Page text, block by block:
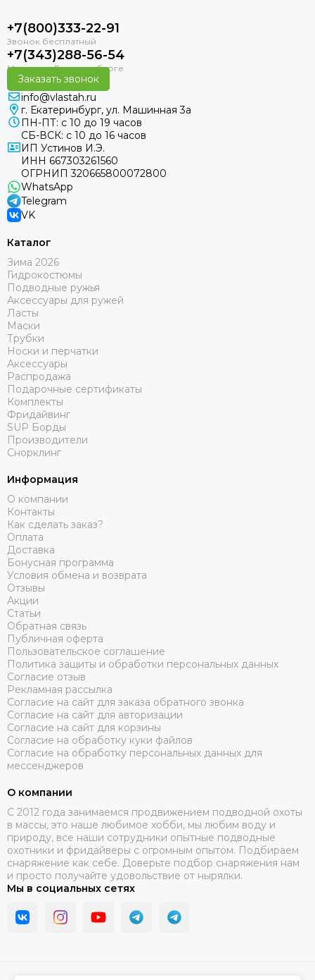
+7(800)333-22-91
+7(343)288-56-54
Заказать звонок
info@vlastah.ru
г. Екатеринбург, ул. Машинная 3а
ПН-ПТ: с 10 до 19 часов
СБ-ВСК: с 10 до 16 часов
ИП Устинов И.Э.
ИНН 667303261560
ОГРНИП 320665800072800
WhatsApp
Telegram
VK
Каталог
Зима 2026
Гидрокостюмы
Подводные ружья
Аксессуары для ружей
Ласты
Маски
Трубки
Носки и перчатки
Аксессуары
Распродажа
Подарочные сертификаты
Комплекты
Фридайвинг
SUP Борды
Производители
Снорклинг
Информация
О компании
Контакты
Как сделать заказ?
Оплата
Доставка
Бонусная программа
Условия обмена и возврата
Отзывы
Акции
Статьи
Обратная связь
Публичная оферта
Пользовательское соглашение
Политика защиты и обработки персональных данных
Согласие отзыв
Рекламная рассылка
Согласие на сайт для заказа обратного звонка
Согласие на сайт для авторизации
Согласие на сайт для корзины
Согласие на обработку куки файлов
Согласие на обработку персональных данных для
мессенджеров
О компании
C 2012 года занимаемся продвижением подводной охоты
в массы, это наше любимое хобби, мы любим воду и
природу, все наши сотрудники опытные подводные
охотники и фридайверы с огромным опытом. Подбираем
снаряжение как себе. Доверьте подбор снаряжения нам
и просто получайте удовольствие от нырялки.
Мы в социальных сетях